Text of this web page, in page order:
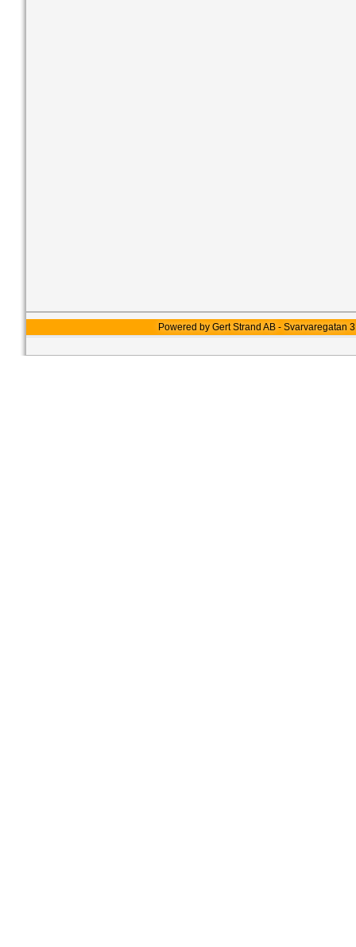
Powered by Gert Strand AB -